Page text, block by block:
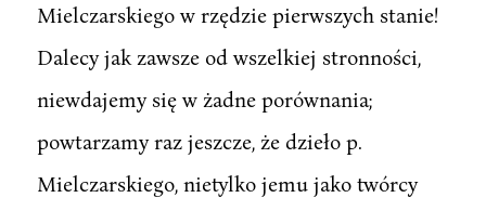
Mielczarskiego w rzędzie pierwszych stanie!
Dalecy jak zawsze od wszelkiej stronności,
niewdajemy się w żadne porównania;
powtarzamy raz jeszcze, że dzieło p.
Mielczarskiego, nietylko jemu jako twórcy